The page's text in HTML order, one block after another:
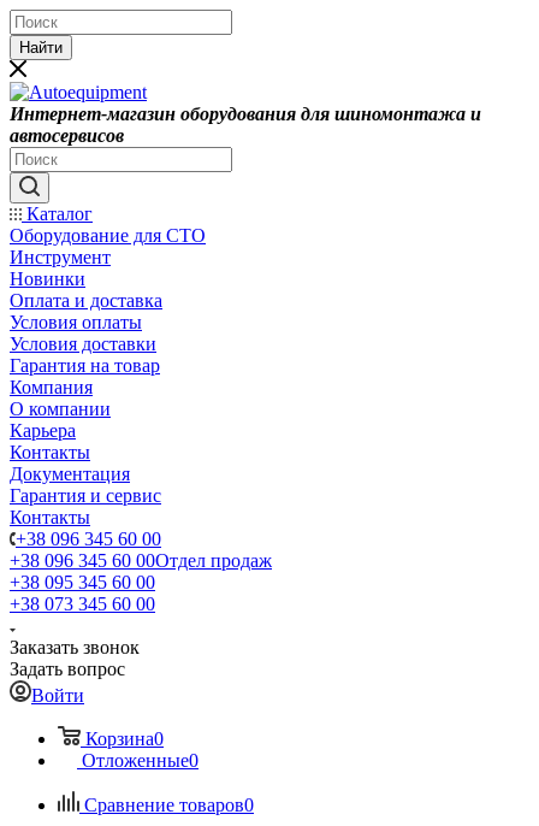
Найти
Интернет-магазин оборудования для шиномонтажа и
автосервисов
Каталог
Оборудование для СТО
Инструмент
Новинки
Оплата и доставка
Условия оплаты
Условия доставки
Гарантия на товар
Компания
О компании
Карьера
Контакты
Документация
Гарантия и сервис
Контакты
+38 096 345 60 00
+38 096 345 60 00Отдел продаж
+38 095 345 60 00
+38 073 345 60 00
Заказать звонок
Задать вопрос
Войти
Корзина0
Отложенные0
Сравнение товаров0